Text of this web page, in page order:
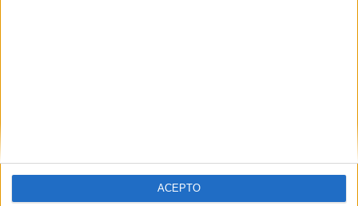
ACEPTO
Y como regalo de agradecimiento, por registrarte te daremos
gratis una copia de nuestro ebook con 100 consejos para tu
primer año de universidad